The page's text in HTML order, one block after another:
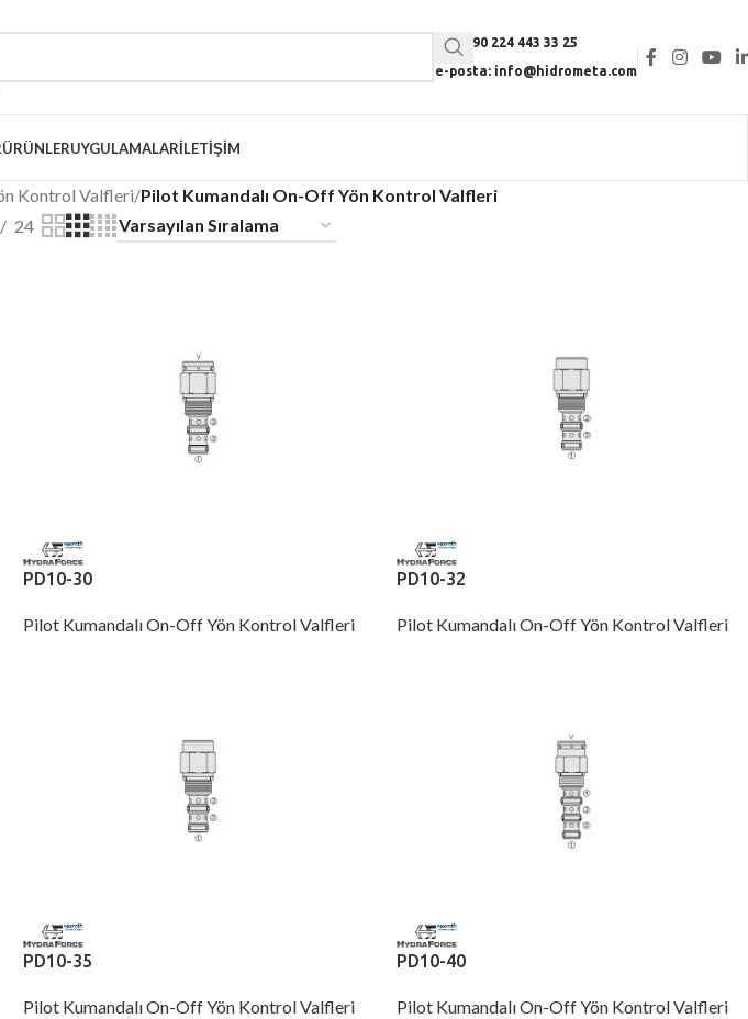
Tel: +90 224 443 33 25
e-posta: info@hidrometa.com
ÜRÜNLERUYGULAMALARİLETIŞIM
Kontrol Valfleri/Pilot Kumandalı On-Off Yön Kontrol Valfleri
24
PD10-30
Pilot Kumandalı On-Off Yön Kontrol Valfleri
PD10-32
Pilot Kumandalı On-Off Yön Kontrol Valfleri
PD10-35
Pilot Kumandalı On-Off Yön Kontrol Valfleri
PD10-40
Pilot Kumandalı On-Off Yön Kontrol Valfleri